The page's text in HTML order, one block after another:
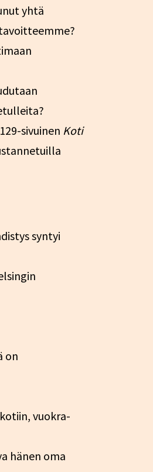
yhtä
sivuinen Koti
syntyi
on
vuokra-
hänen oma